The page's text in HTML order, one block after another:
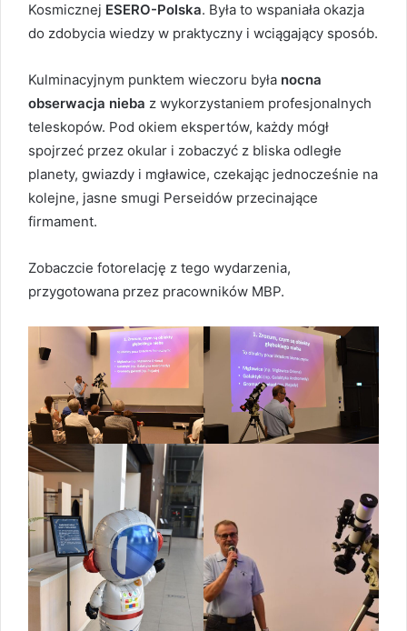
Kosmicznej ESERO-Polska. Była to wspaniała okazja
do zdobycia wiedzy w praktyczny i wciągający sposób.
Kulminacyjnym punktem wieczoru była nocna
obserwacja nieba z wykorzystaniem profesjonalnych
teleskopów. Pod okiem ekspertów, każdy mógł
spojrzeć przez okular i zobaczyć z bliska odległe
planety, gwiazdy i mgławice, czekając jednocześnie na
kolejne, jasne smugi Perseidów przecinające
firmament.
Zobaczcie fotorelację z tego wydarzenia,
przygotowana przez pracowników MBP.